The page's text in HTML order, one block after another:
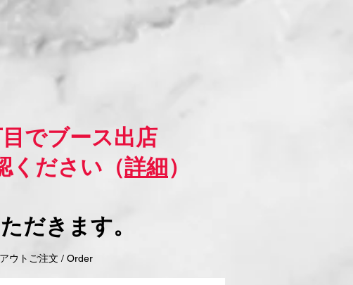
でブース出店
ください（詳細）
だきます。
ウトご注文 / Order